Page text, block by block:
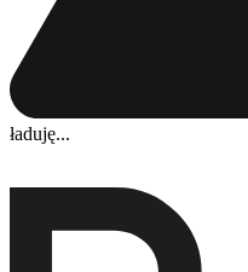
ładuję...